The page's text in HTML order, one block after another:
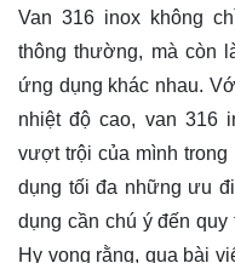
Van 316 inox không
thông thường, mà còn
ứng dụng khác nhau.
nhiệt độ cao, van 316
vượt trội của mình trong
dụng tối đa những ưu
dụng cần chú ý đến
Hy vọng rằng, qua bài